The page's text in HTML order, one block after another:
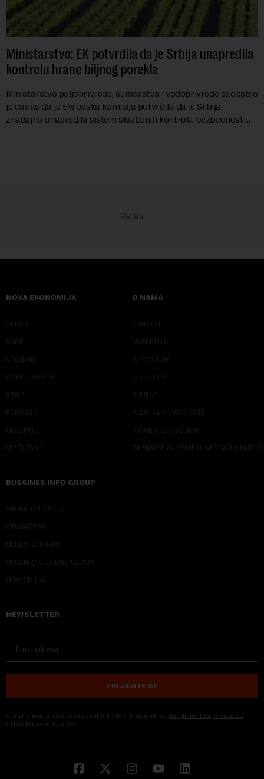
Ministarstvo: EK potvrdila da je Srbija unapredila
kontrolu hrane biljnog porekla
Ministarstvo poljoprivrede, šumarstva i vodoprivrede saopštilo
je danas da je Evropska komisija potvrdila da je Srbija
značajno unapredila sistem službenih kontrola bezbednosti
NOVA EKONOMIJA
SRBIJA
SVET
KOLUMNE
PRIČE I ANALIZE
VIDEO
PODCAST
ODRŽIVOST
LEPŠI ŽIVOT
O NAMA
KONTAKT
MARKETING
IMPRESSUM
NJUZLETER
KLIJENTI
POLITIKA PRIVATNOSTI
PRAVILA KORIŠĆENJA
SMERNICE ZA PRIMENU VEŠTAČKE
BUSSINES INFO GROUP
ONLINE EDUKACIJE
IZDAVAŠTVO
MEDIJSKE OBUKE
ORGANIZACIJA DOGADJAJA
EKONOM I JA
NEWSLETTER
PRIJAVITE SE
Ova stranica je zaštićena sa reCAPTCHA i primenjuju se Google Politika privatnosti i
Uslovi korišćenja usluge